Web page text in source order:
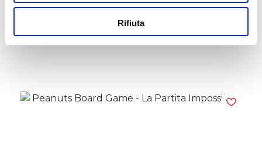
Rifiuta
24,99€
Aggiungi al carrello